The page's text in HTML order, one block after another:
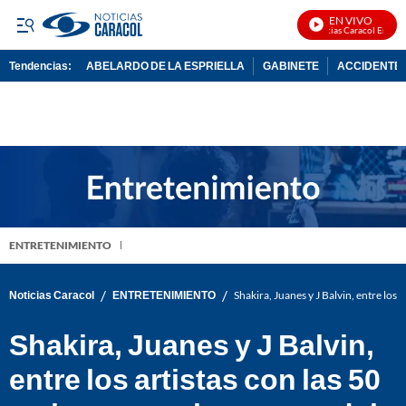
EN VIVO
Noticias Caracol En Vivo
Tendencias: ABELARDO DE LA ESPRIELLA GABINETE ACCIDENTE
ENTRETENIMIENTO
Noticias Caracol / ENTRETENIMIENTO / Shakira, Juanes y J Balvin, entre los
Shakira, Juanes y J Balvin,
entre los artistas con las 50